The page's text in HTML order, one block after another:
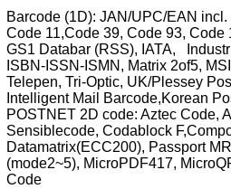
Barcode (1D): JAN/UPC/EAN
Code 11,Code 39, Code 93, Code
GS1 Databar (RSS), IATA,
ISBN-ISSN-ISMN, Matrix 2of5,
Telepen, Tri-Optic, UK/Plessey
Intelligent Mail Barcode,Korean
POSTNET 2D code: Aztec Code,
Sensiblecode, Codablock
Datamatrix(ECC200), Passport
(mode2~5), MicroPDF417,
Code